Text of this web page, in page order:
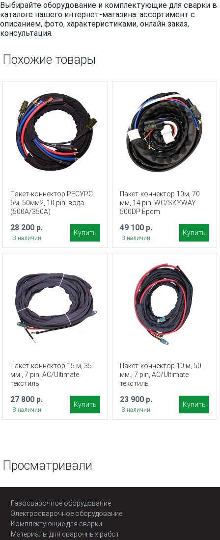
Выбирайте оборудование и комплектующие для сварки в
каталоге нашего интернет-магазина: ассортимент с
описанием, фото, характеристиками, онлайн заказ,
консультация.
Похожие товары
Пакет-коннектор РЕСУРС
5м, 50мм2, 10 pin, вода
(500A/350A)
28 200 р.
В наличии
Купить
Пакет-коннектор 10м, 70
мм, 14 pin, WC/SKYWAY
500DP Epdm
49 100 р.
В наличии
Купить
Пакет-коннектор 15 м, 35
мм., 7 pin, AC/Ultimate
текстиль
27 800 р.
В наличии
Купить
Пакет-коннектор 10 м, 50
мм., 7 pin, AC/Ultimate
текстиль
23 900 р.
В наличии
Купить
Просматривали
Газосварочное оборудование
Электросварочное оборудование
Комплектующие для сварки
Материалы для сварочных работ